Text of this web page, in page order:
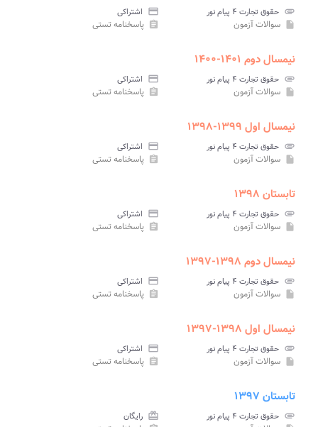
attachment حقوق تجارت ۴ پیام نور credit_card اشتراکی
insert_drive_file سوالات آزمون assignment پاسخنامه تستی
نیمسال دوم ۱۴۰۱-۱۴۰۰
attachment حقوق تجارت ۴ پیام نور credit_card اشتراکی
insert_drive_file سوالات آزمون assignment پاسخنامه تستی
نیمسال اول ۱۳۹۹-۱۳۹۸
attachment حقوق تجارت ۴ پیام نور credit_card اشتراکی
insert_drive_file سوالات آزمون assignment پاسخنامه تستی
تابستان ۱۳۹۸
attachment حقوق تجارت ۴ پیام نور credit_card اشتراکی
insert_drive_file سوالات آزمون assignment پاسخنامه تستی
نیمسال دوم ۱۳۹۸-۱۳۹۷
attachment حقوق تجارت ۴ پیام نور credit_card اشتراکی
insert_drive_file سوالات آزمون assignment پاسخنامه تستی
نیمسال اول ۱۳۹۸-۱۳۹۷
attachment حقوق تجارت ۴ پیام نور credit_card اشتراکی
insert_drive_file سوالات آزمون assignment پاسخنامه تستی
تابستان ۱۳۹۷
attachment حقوق تجارت ۴ پیام نور card_giftcard رایگان